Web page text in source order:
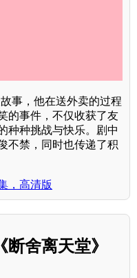
事，他在送外卖的过程
的事件，不仅收获了友
种种挑战与快乐。剧中
不禁，同时也传递了积
，高清版
舍离天堂》